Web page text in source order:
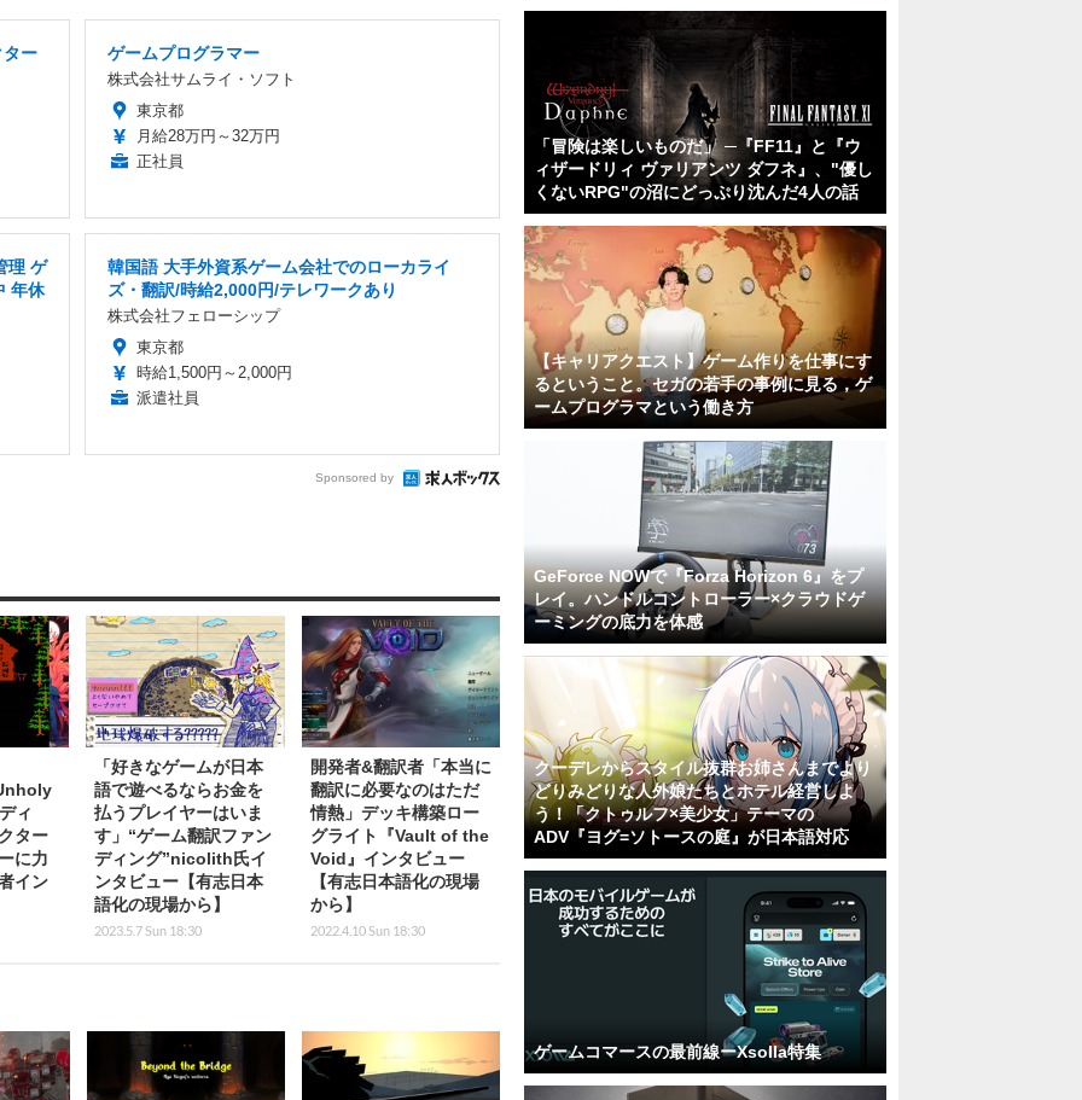
ター ゲームプログラマー
株式会社サムライ・ソフト
東京都
月給28万円～32万円
正社員
理 ゲ
年休
韓国語 大手外資系ゲーム会社でのローカライ
ズ・翻訳/時給2,000円/テレワークあり
株式会社フェローシップ
東京都
時給1,500円～2,000円
派遣社員
Sponsored by
ィ
ター
に力
イン
「好きなゲームが日本
語で遊べるならお金を
払うプレイヤーはいま
す」“ゲーム翻訳ファン
ディング”nicolith氏イ
ンタビュー【有志日本
語化の現場から】
2023.5.7 Sun 18:30
開発者&翻訳者「本当に
翻訳に必要なのはただ
情熱」デッキ構築ロー
グライト『Vault of the
Void』インタビュー
【有志日本語化の現場
から】
2022.4.10 Sun 18:30
「冒険は楽しいものだ」 ─『FF11』と『ウ
ィザードリィ ヴァリアンツ ダフネ』、"優し
くないRPG"の沼にどっぷり沈んだ4人の話
【キャリアクエスト】ゲーム作りを仕事にす
るということ。セガの若手の事例に見る，ゲ
ームプログラマという働き方
GeForce NOWで『Forza Horizon 6』をプ
レイ。ハンドルコントローラー×クラウドゲ
ーミングの底力を体感
クーデレからスタイル抜群お姉さんまでより
どりみどりな人外娘たちとホテル経営しよ
う！「クトゥルフ×美少女」テーマの
ADV『ヨグ=ソトースの庭』が日本語対応
ゲームコマースの最前線ーXsolla特集